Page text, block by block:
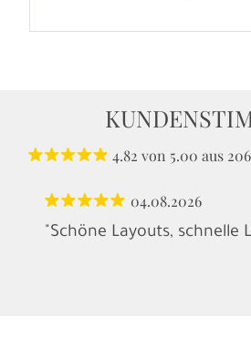
4.82 von 5.00 aus 206
04.08.2026
"Schöne Layouts, schnelle